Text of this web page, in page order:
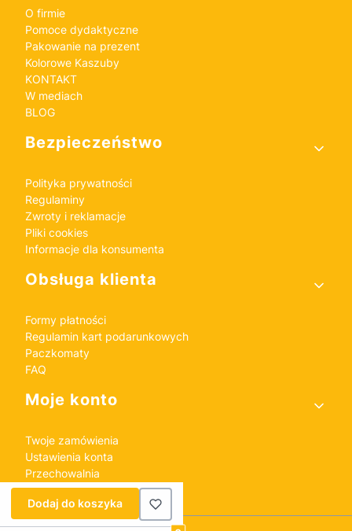
O firmie
Pomoce dydaktyczne
Pakowanie na prezent
Kolorowe Kaszuby
KONTAKT
W mediach
BLOG
Bezpieczeństwo
Polityka prywatności
Regulaminy
Zwroty i reklamacje
Pliki cookies
Informacje dla konsumenta
Obsługa klienta
Formy płatności
Regulamin kart podarunkowych
Paczkomaty
FAQ
Moje konto
Twoje zamówienia
Ustawienia konta
Przechowalnia
Dodaj do koszyka